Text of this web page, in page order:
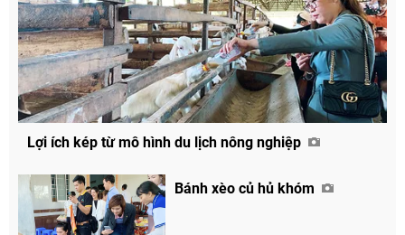
Lợi ích kép từ mô hình du lịch nông nghiệp
Bánh xèo củ hủ khóm